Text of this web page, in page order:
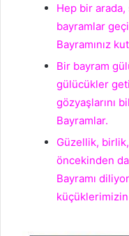
Hep bir
bayramlar
Bayramınız
Bir bayram
gülücükler
gözyaşlarını
Bayramlar.
Güzellik,
öncekinden
Bayramı